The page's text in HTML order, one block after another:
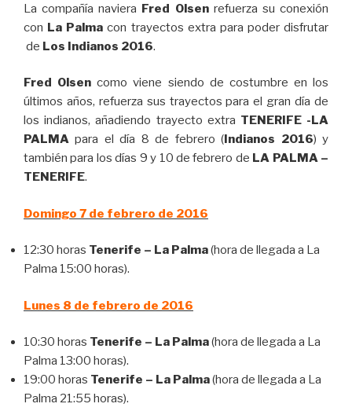
La compañía naviera Fred Olsenrefuerza su conexión
con La Palma con trayectos extra para poder disfrutar
de Los Indianos 2016.
Fred Olsen como viene siendo de costumbre en los
últimos años, refuerza sus trayectos para el gran día de
los indianos, añadiendo trayecto extra TENERIFE -LA
PALMA para el día 8 de febrero ( Indianos 2016) y
también para los días 9 y 10 de febrero de LA PALMA –
TENERIFE.
Domingo 7 de febrero de 2016
12:30 horas Tenerife – La Palma(hora de llegada a La
Palma 15:00 horas).
Lunes 8 de febrero de 2016
10:30 horas Tenerife – La Palma(hora de llegada a La
Palma 13:00 horas).
19:00 horas Tenerife – La Palma(hora de llegada a La
Palma 21:55 horas).